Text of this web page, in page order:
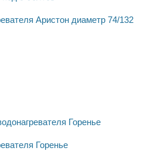
Аристон диаметр 74/132
Горенье